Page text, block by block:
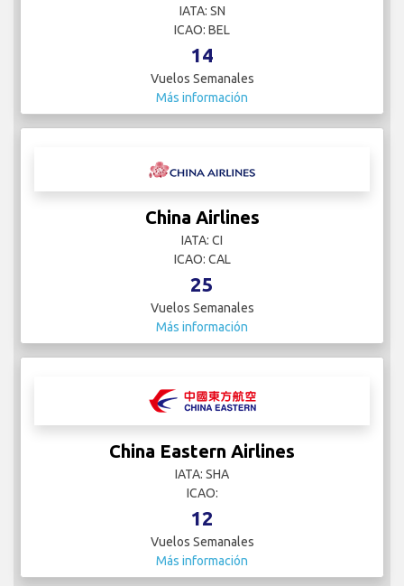
IATA: SN
ICAO: BEL
14
Vuelos Semanales
Más información
China Airlines
IATA: CI
ICAO: CAL
25
Vuelos Semanales
Más información
China Eastern Airlines
IATA: SHA
ICAO:
12
Vuelos Semanales
Más información